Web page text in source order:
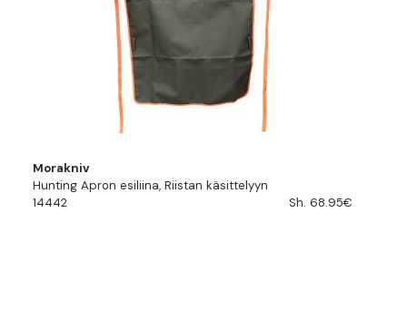
Morakniv
Hunting Apron esiliina, Riistan käsittelyyn
14442
Sh. 68.95€